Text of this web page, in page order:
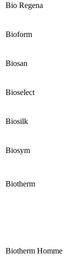
Bio Regena
Bioform
Biosan
Bioselect
Biosilk
Biosym
Biotherm
Biotherm Homme